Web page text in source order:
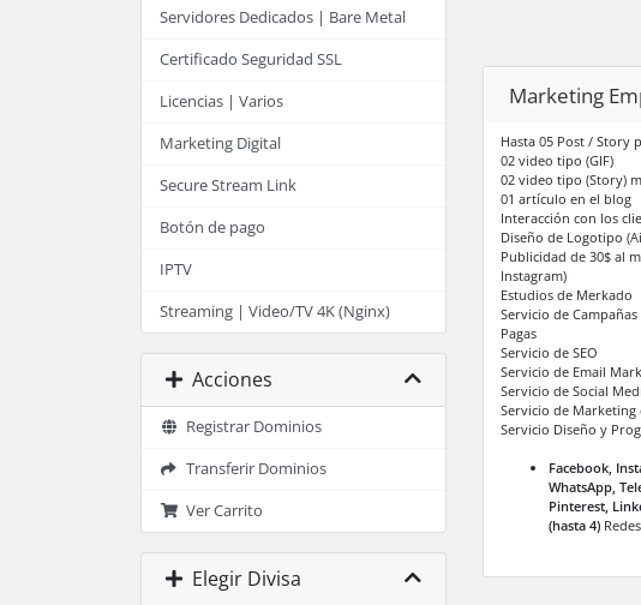
Servidores Dedicados | Bare Metal
Certificado Seguridad SSL
Licencias | Varios
Marketing Digital
Secure Stream Link
Botón de pago
IPTV
Streaming | Video/TV 4K (Nginx)
Acciones
Registrar Dominios
Transferir Dominios
Ver Carrito
Elegir Divisa
Marketing
Hasta 05 Post / Story
02 video tipo (GIF)
02 video tipo (Story)
01 artículo en el blog
Interacción con los
Diseño de Logotipo
Publicidad de 30$ al
Instagram)
Estudios de Merkado
Servicio de
Pagas
Servicio de SEO
Servicio de Email
Servicio de Social
Servicio de Marketing
Servicio Diseño y
Facebook,
WhatsApp,
Pinterest,
(hasta 4)